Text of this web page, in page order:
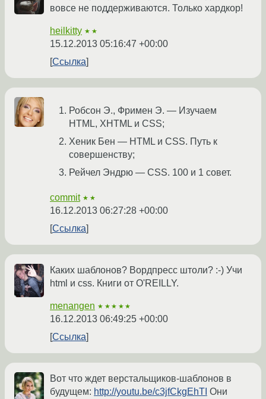
вовсе не поддерживаются. Только хардкор!
heilkitty ★★
15.12.2013 05:16:47 +00:00
Ссылка
Робсон Э., Фримен Э. — Изучаем
HTML, XHTML и CSS;
Хеник Бен — HTML и CSS. Путь к
совершенству;
Рейчел Эндрю — CSS. 100 и 1 совет.
commit ★★
16.12.2013 06:27:28 +00:00
Ссылка
Каких шаблонов? Вордпресс штоли? :-) Учи
html и css. Книги от O'REILLY.
menangen ★★★★★
16.12.2013 06:49:25 +00:00
Ссылка
Вот что ждет верстальщиков-шаблонов в
будущем: http://youtu.be/c3jfCkgEhTI Они